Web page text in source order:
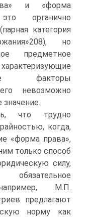
и «форма
органично
категория
но
предметное
факторы
невозможно
что трудно
когда,
«форма права»,
только способ
силу,
М.П.
предлагают
норму как